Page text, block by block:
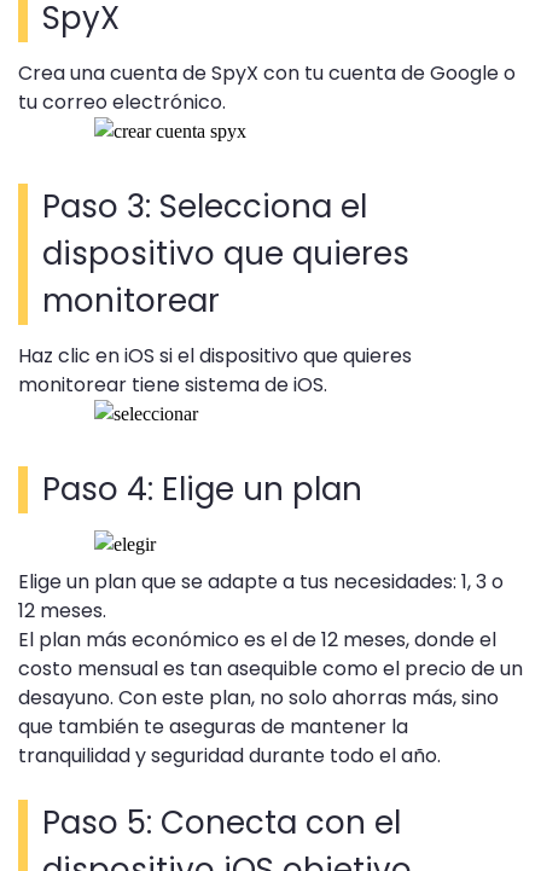
SpyX
Crea una cuenta de SpyX con tu cuenta de Google o
tu correo electrónico.
Paso 3: Selecciona el
dispositivo que quieres
monitorear
Haz clic en iOS si el dispositivo que quieres
monitorear tiene sistema de iOS.
Paso 4: Elige un plan
Elige un plan que se adapte a tus necesidades: 1, 3 o
12 meses.
El plan más económico es el de 12 meses, donde el
costo mensual es tan asequible como el precio de un
desayuno. Con este plan, no solo ahorras más, sino
que también te aseguras de mantener la
tranquilidad y seguridad durante todo el año.
Paso 5: Conecta con el